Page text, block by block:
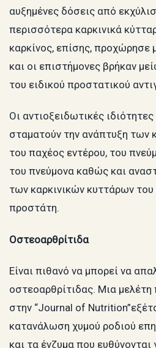
αυξημένες δόσεις από
περισσότερα καρκινικά
καρκίνος, επίσης, προχώρησε
και οι επιστήμονες βρήκαν
του ειδικού προστατικού
Οι αντιοξειδωτικές
σταματούν την ανάπτυξη των
του παχέος εντέρου, του
του πνεύμονα καθώς και
των καρκινικών κυττάρων
προστάτη.
Οστεοαρθρίτιδα
Είναι πιθανό να μπορεί να
οστεοαρθρίτιδας. Μια
στην “Journal of
κατανάλωση χυμού ροδιού
και τα ένζυμα που